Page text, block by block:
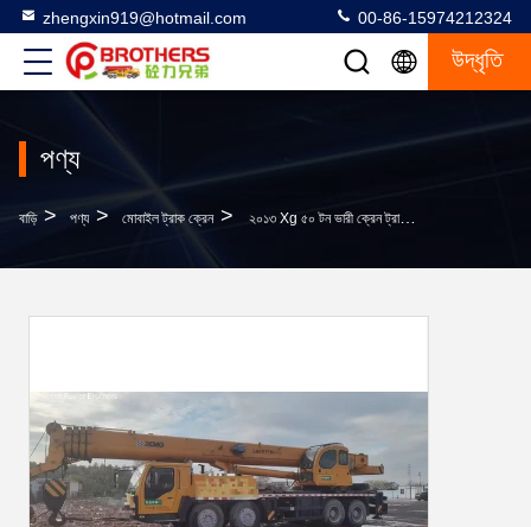
zhengxin919@hotmail.com 00-86-15974212324
উদ্ধৃতি
পণ্য
বাড়ি > পণ্য > মোবাইল ট্রাক ক্রেন > ২০১৩ Xg ৫০ টন ভারী ক্রেন ট্রাক ৪ টি শ্যাফ্ট এবং আইএসও ৯০০১ শংসাপত্র সহ ব্যবহৃত ক্রেন